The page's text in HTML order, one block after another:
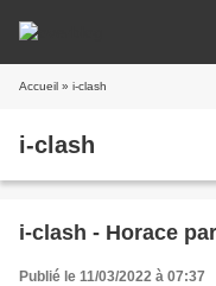
Accueil » i-clash
i-clash
i-clash - Horace
Publié le 11/03/2022 à 07:37